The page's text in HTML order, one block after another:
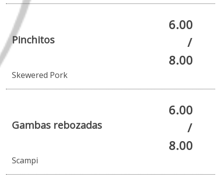
Pinchitos
6.00
/
8.00
Skewered Pork
Gambas rebozadas
6.00
/
8.00
Scampi